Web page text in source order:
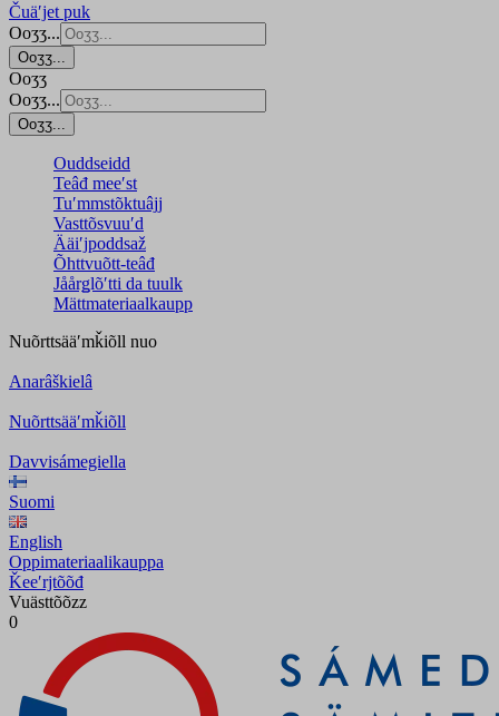
Čuäʹjet puk
Ooʒʒ...
Ooʒʒ...
Ooʒʒ
Ooʒʒ...
Ooʒʒ...
Ouddseidd
Teâđ meeʹst
Tuʹmmstõktuâjj
Vasttõsvuuʹd
Ääiʹjpoddsaž
Õhttvuõtt-teâđ
Jåårǥlõʹtti da tuulk
Mättmateriaalkaupp
Nuõrttsääʹmǩiõll nuo
Anarâškielâ
Nuõrttsääʹmǩiõll
Davvisámegiella
Suomi
English
Oppimateriaalikauppa
Ǩeeʹrjtõõđ
Vuästtõõzz
0